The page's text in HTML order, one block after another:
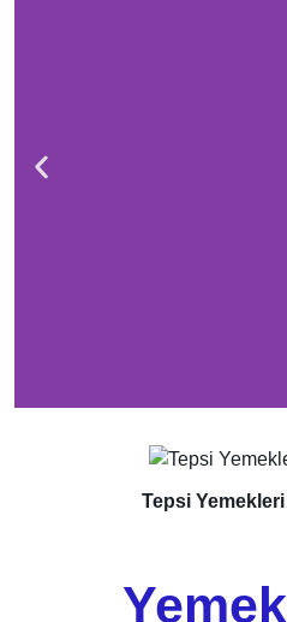
Tepsi Yemekleri
Yemek